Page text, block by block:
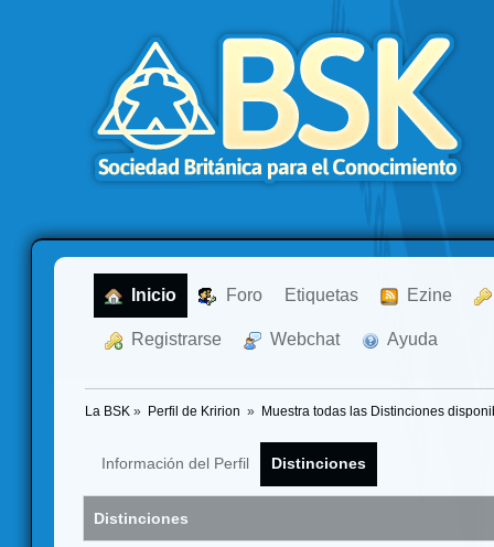
Inicio Foro Etiquetas Ezine
Registrarse Webchat Ayuda
La BSK » Perfil de Kririon » Muestra todas las Distinciones
Información del Perfil Distinciones
Distinciones